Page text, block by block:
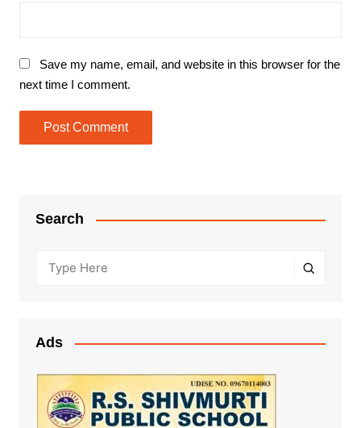
Save my name, email, and website in this browser for the
next time I comment.
Search
Ads